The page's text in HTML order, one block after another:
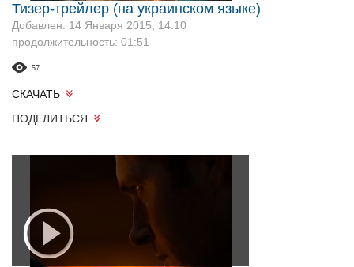
Тизер-трейлер (на украинском языке)
Добавлен: 14 Января 2015, 14:10
продолжительность: 01:51
57
СКАЧАТЬ
ПОДЕЛИТЬСЯ